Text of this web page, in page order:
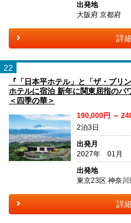
出発地
大阪府 京都府
詳
22
『「日本平ホテル」と「ザ・プリ
ホテルに宿泊 新年に関東屈指のパ
＜四季の華＞
190,000円 ～
2泊3日
出発月
2027年 01月
出発地
東京23区 神奈川
詳